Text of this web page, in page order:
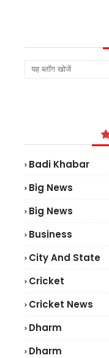
Badi Khabar
Big News
Big News
Business
City And State
Cricket
Cricket News
Dharm
Dharm